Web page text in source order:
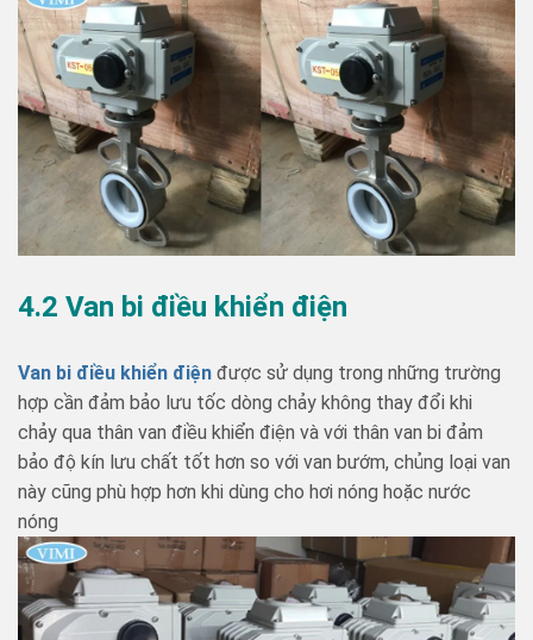
4.2 Van bi điều khiển điện
Van bi điều khiển điện được sử dụng trong những trường
hợp cần đảm bảo lưu tốc dòng chảy không thay đổi khi
chảy qua thân van điều khiển điện và với thân van bi đảm
bảo độ kín lưu chất tốt hơn so với van bướm, chủng loại van
này cũng phù hợp hơn khi dùng cho hơi nóng hoặc nước
nóng